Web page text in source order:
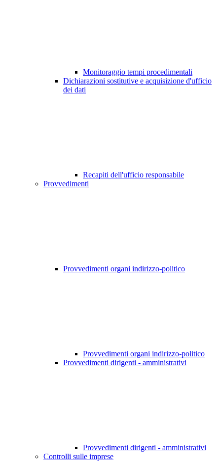
Monitoraggio tempi procedimentali
Dichiarazioni sostitutive e acquisizione d'ufficio
dei dati
Recapiti dell'ufficio responsabile
Provvedimenti
Provvedimenti organi indirizzo-politico
Provvedimenti organi indirizzo-politico
Provvedimenti dirigenti - amministrativi
Provvedimenti dirigenti - amministrativi
Controlli sulle imprese